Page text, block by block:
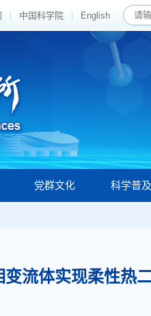
中国科学院 English
党群文化 科学普及
流体实现柔性热